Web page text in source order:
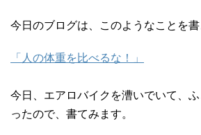
今日のブログは、このようなことを書
「人の体重を比べるな！」
今日、エアロバイクを漕いでいて、
ったので、書てみます。